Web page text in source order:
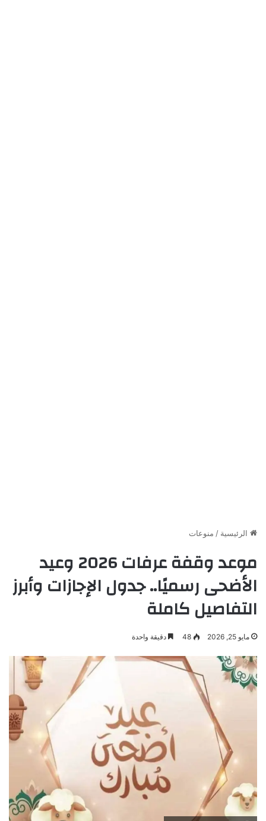
الرئيسية / منوعات
موعد وقفة عرفات 2026 وعيد
الأضحى رسميًا.. جدول الإجازات وأبرز
التفاصيل كاملة
مايو 25, 2026 48 دقيقة واحدة